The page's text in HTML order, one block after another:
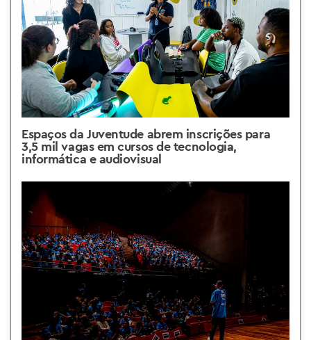
Espaços da Juventude abrem inscrições para
3,5 mil vagas em cursos de tecnologia,
informática e audiovisual